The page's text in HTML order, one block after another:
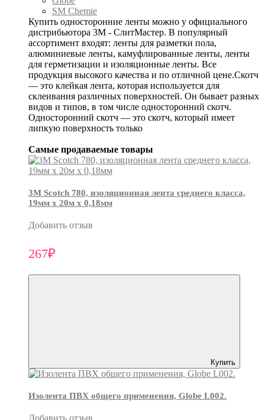
SM Chemie
Купить односторонние ленты можно у официального
дистрибьютора 3М - СлитМастер. В популярный
ассортимент входят: ленты для разметки пола,
алюминиевые ленты, камуфлированные ленты, ленты
для герметизации и изоляционные ленты. Все
продукция высокого качества и по отличной цене.Скотч
— это клейкая лента, которая используется для
склеивания различных поверхностей. Он бывает разных
видов и типов, в том числе односторонний скотч.
Односторонний скотч — это скотч, который имеет
липкую поверхность только
Самые продаваемые товары
3М Scotch 780, изоляционная лента среднего класса,
19мм х 20м х 0,18мм
Добавить отзыв
267₽
Купить
Изолента ПВХ общего применения, Globe L002.
Добавить отзыв